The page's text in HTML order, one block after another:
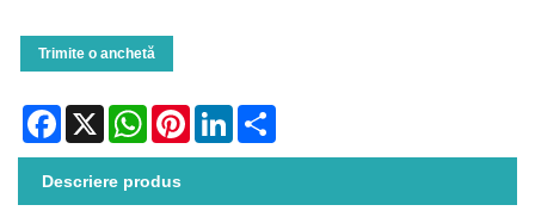
Trimite o anchetă
Facebook
X WhatsAppPinterestLinkedIn
Descriere produs